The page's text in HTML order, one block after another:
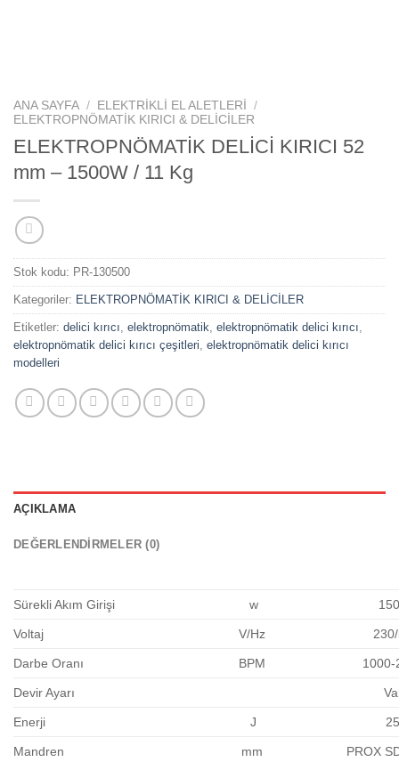
ANA SAYFA / ELEKTRİKLİ EL ALETLERİ
/
ELEKTROPNÖMATİK KIRICI & DELİCİLER
ELEKTROPNÖMATİK DELİCİ KIRICI 52
mm – 1500W / 11 Kg
Stok kodu: PR-130500
Kategoriler: ELEKTROPNÖMATİK KIRICI & DELİCİLER
Etiketler: delici kırıcı, elektropnömatik, elektropnömatik delici kırıcı,
elektropnömatik delici kırıcı çeşitleri, elektropnömatik delici kırıcı
modelleri
AÇIKLAMA
DEĞERLENDIRMELER (0)
Sürekli Akım Girişi w
Voltaj V/Hz
Darbe Oranı BPM 1000-
Devir Ayarı
Enerji J
Mandren mm PROX